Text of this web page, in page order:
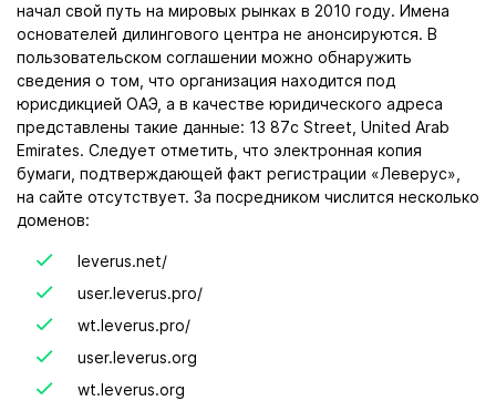
начал свой путь на мировых рынках в 2010 году. Имена
основателей дилингового центра не анонсируются. В
пользовательском соглашении можно обнаружить
сведения о том, что организация находится под
юрисдикцией ОАЭ, а в качестве юридического адреса
представлены такие данные: 13 87c Street, United Arab
Emirates. Следует отметить, что электронная копия
бумаги, подтверждающей факт регистрации «Леверус»,
на сайте отсутствует. За посредником числится несколько
доменов:
leverus.net/
user.leverus.pro/
wt.leverus.pro/
user.leverus.org
wt.leverus.org